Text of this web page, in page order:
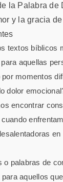
la Palabra de
y la gracia
textos bíblicos
aquellas
por momentos
dolor
encontrar
en
o palabras de
aquellos